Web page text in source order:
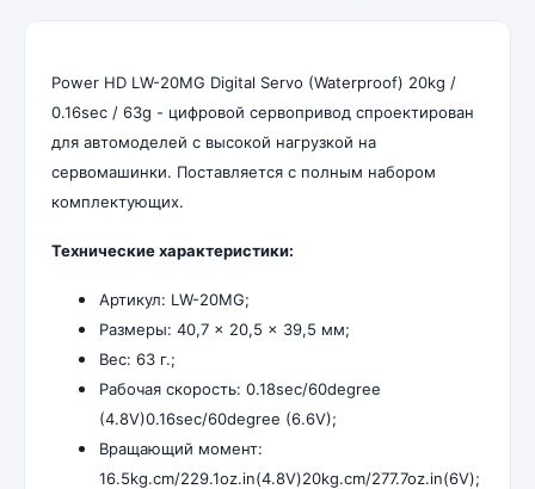
Power HD LW-20MG Digital Servo (Waterproof) 20kg /
0.16sec / 63g - цифровой сервопривод спроектирован
для автомоделей с высокой нагрузкой на
сервомашинки. Поставляется с полным набором
комплектующих.
Технические характеристики:
Артикул: LW-20MG;
Размеры: 40,7 × 20,5 × 39,5 мм;
Вес: 63 г.;
Рабочая скорость: 0.18sec/60degree
(4.8V)0.16sec/60degree (6.6V);
Вращающий момент:
16.5kg.cm/229.1oz.in(4.8V)20kg.cm/277.7oz.in(6V);